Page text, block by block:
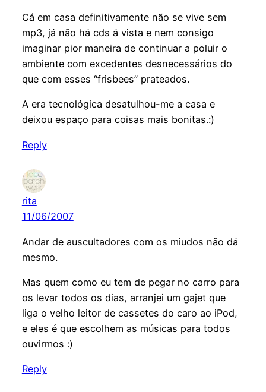
Cá em casa definitivamente não se vive sem
mp3, já não há cds á vista e nem consigo
imaginar pior maneira de continuar a poluir o
ambiente com excedentes desnecessários do
que com esses “frisbees” prateados.
A era tecnológica desatulhou-me a casa e
deixou espaço para coisas mais bonitas.:)
Reply
rita
11/06/2007
Andar de auscultadores com os miudos não dá
mesmo.
Mas quem como eu tem de pegar no carro para
os levar todos os dias, arranjei um gajet que
liga o velho leitor de cassetes do caro ao iPod,
e eles é que escolhem as músicas para todos
ouvirmos :)
Reply